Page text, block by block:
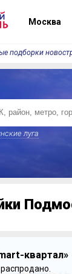
Москва
подборки
луга
квартал»